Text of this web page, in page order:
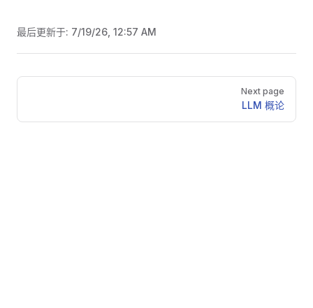
最后更新于: 7/19/26, 12:57 AM
Pager
Next page
LLM 概论